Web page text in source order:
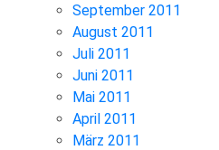
September 2011
August 2011
Juli 2011
Juni 2011
Mai 2011
April 2011
März 2011